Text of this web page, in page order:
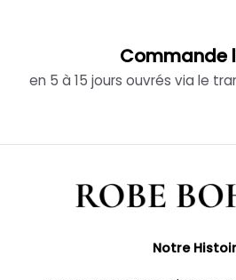
Commande
en 5 à 15 jours ouvrés via le
Notre